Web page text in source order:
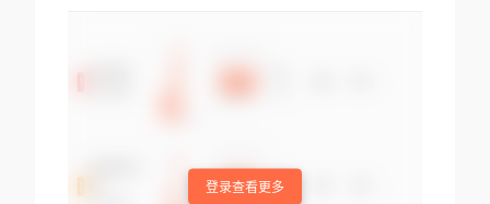
登录查看更多